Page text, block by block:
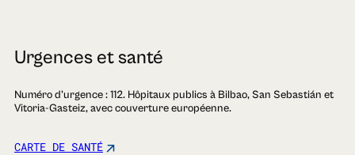
Urgences et santé
Numéro d'urgence : 112. Hôpitaux publics à Bilbao, San Sebastián et
Vitoria-Gasteiz, avec couverture européenne.
CARTE DE SANTÉ